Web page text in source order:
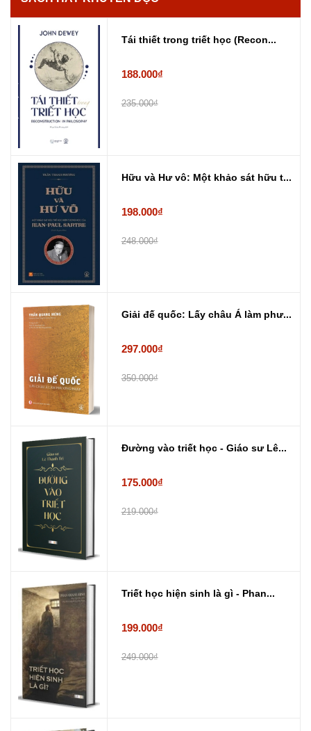
Tái thiết trong triết học (Recon...
188.000₫
235.000₫
Hữu và Hư vô: Một khảo sát hữu t...
198.000₫
248.000₫
Giải đế quốc: Lấy châu Á làm phư...
297.000₫
350.000₫
Đường vào triết học - Giáo sư Lê...
175.000₫
219.000₫
Triết học hiện sinh là gì - Phan...
199.000₫
249.000₫